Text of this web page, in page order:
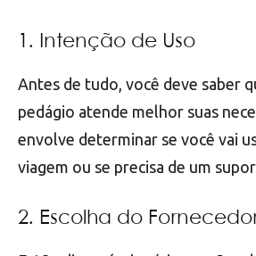
1. Intenção de Uso
Antes de tudo, você deve saber
pedágio atende melhor suas
envolve determinar se você vai
viagem ou se precisa de um
2. Escolha do